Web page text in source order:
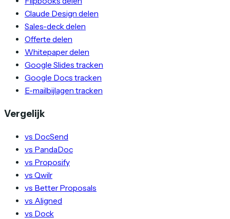
Claude Design delen
Sales-deck delen
Offerte delen
Whitepaper delen
Google Slides tracken
Google Docs tracken
E-mailbijlagen tracken
Vergelijk
vs DocSend
vs PandaDoc
vs Proposify
vs Qwilr
vs Better Proposals
vs Aligned
vs Dock